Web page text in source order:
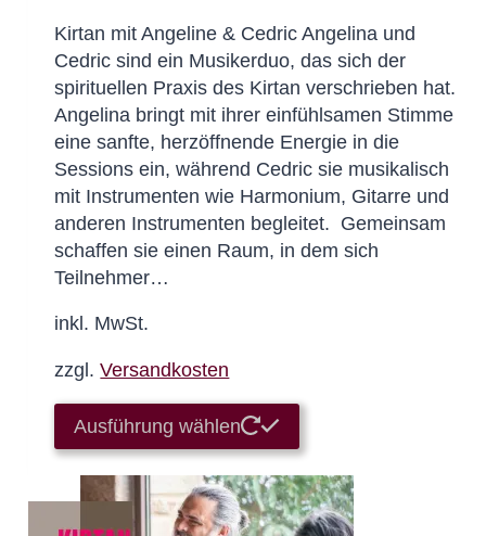
Kirtan mit Angeline & Cedric Angelina und
Cedric sind ein Musikerduo, das sich der
spirituellen Praxis des Kirtan verschrieben hat.
Angelina bringt mit ihrer einfühlsamen Stimme
eine sanfte, herzöffnende Energie in die
Sessions ein, während Cedric sie musikalisch
mit Instrumenten wie Harmonium, Gitarre und
anderen Instrumenten begleitet. Gemeinsam
schaffen sie einen Raum, in dem sich
Teilnehmer…
inkl. MwSt.
zzgl.Versandkosten
Ausführung wählen
Produkt
mehrere
Varianten